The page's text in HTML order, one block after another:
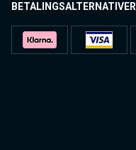
BETALINGSALTERNATIVER